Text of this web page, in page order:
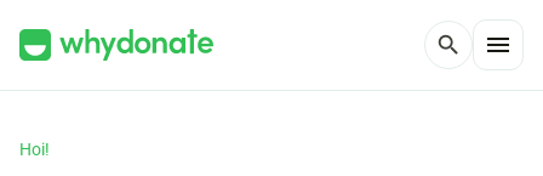
search menu
Hoi!